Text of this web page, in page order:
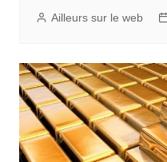
Ailleurs sur le web